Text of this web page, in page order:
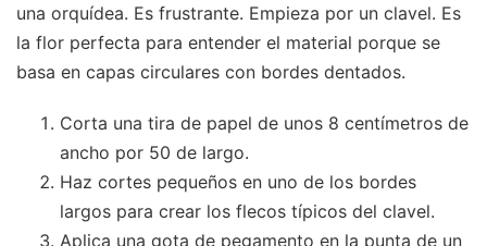
una orquídea. Es frustrante. Empieza por un clavel. Es
la flor perfecta para entender el material porque se
basa en capas circulares con bordes dentados.
Corta una tira de papel de unos 8 centímetros de
ancho por 50 de largo.
Haz cortes pequeños en uno de los bordes
largos para crear los flecos típicos del clavel.
Aplica una gota de pegamento en la punta de un